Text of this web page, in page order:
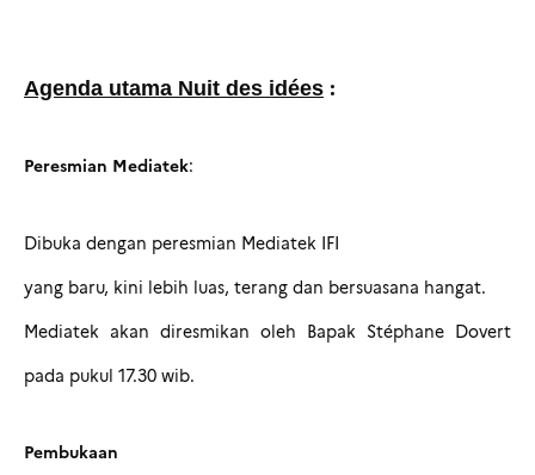
Agenda utama Nuit des idées :
Peresmian Mediatek:
Dibuka dengan peresmian Mediatek IFI
yang baru, kini lebih luas, terang dan bersuasana hangat.
Mediatek akan diresmikan oleh Bapak Stéphane Dovert
pada pukul 17.30 wib.
Pembukaan